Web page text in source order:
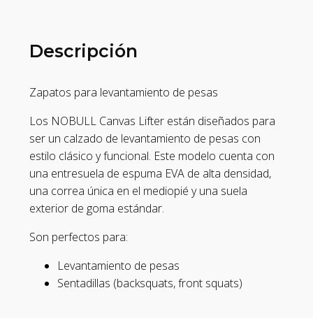
Descripción
Zapatos para levantamiento de pesas
Los NOBULL Canvas Lifter están diseñados para
ser un calzado de levantamiento de pesas con
estilo clásico y funcional. Este modelo cuenta con
una entresuela de espuma EVA de alta densidad,
una correa única en el mediopié y una suela
exterior de goma estándar.
Son perfectos para:
Levantamiento de pesas
Sentadillas (backsquats, front squats)